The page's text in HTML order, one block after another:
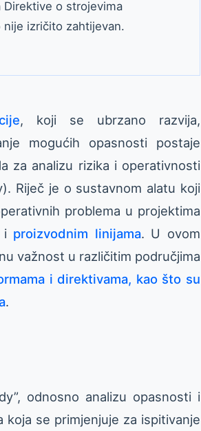
Direktive o strojevima
izričito zahtijevan.
, koji se ubrzano razvija,
mogućih opasnosti postaje
za analizu rizika i operativnosti
Riječ je o sustavnom alatu koji
problema u projektima
proizvodnim linijama. U ovom
važnost u različitim područjima
i direktivama, kao što su
.
odnosno analizu opasnosti i
se primjenjuje za ispitivanje